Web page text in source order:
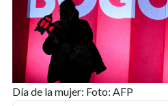
Día de la mujer: Foto: AFP